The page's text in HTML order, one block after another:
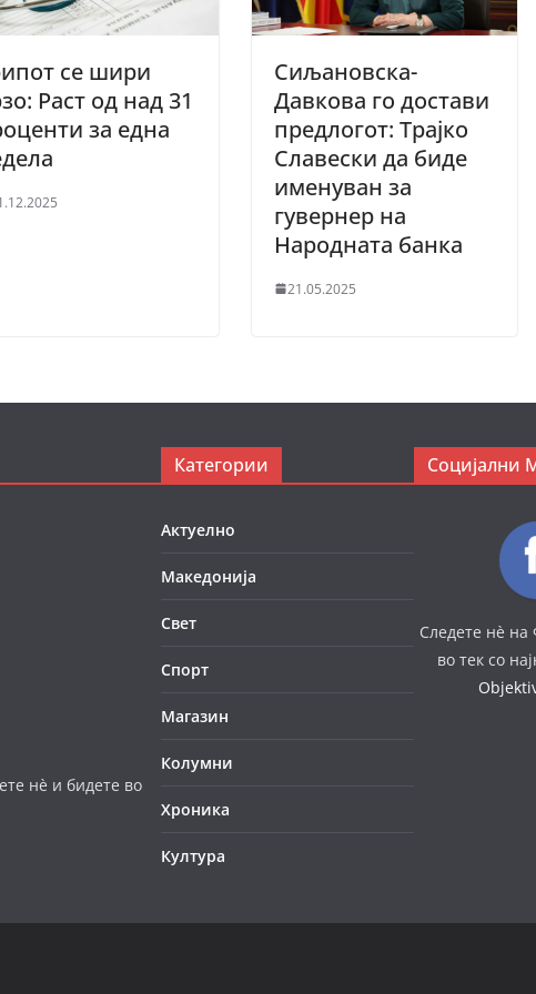
се шири
Раст од над 31
за една
Сиљановска-
Давкова го достави
предлогот: Трајко
Славески да биде
именуван за
гувернер на
Народната банка
21.05.2025
нè и бидете во
Категории
Актуелно
Македонија
Свет
Спорт
Магазин
Колумни
Хроника
Култура
Социјални
Следете нè на
во тек со